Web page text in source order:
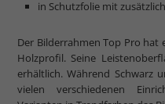
in Schutzfolie mit
Der Bilderrahmen Top Pro
Holzprofil. Seine
erhältlich. Während Schwarz
vielen verschiedenen